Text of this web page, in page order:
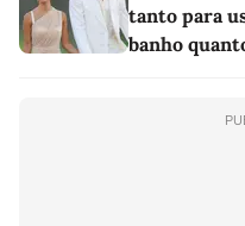
tanto para
banho